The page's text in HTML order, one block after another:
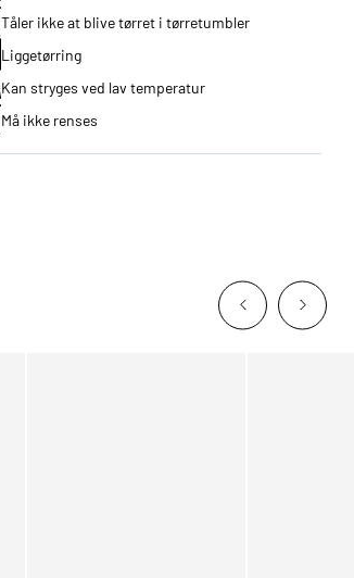
Tåler ikke at blive tørret i tørretumbler
Liggetørring
Kan stryges ved lav temperatur
Må ikke renses